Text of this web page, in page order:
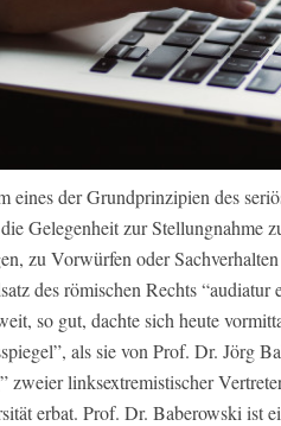
eines der Grundprinzipien des
Gelegenheit zur Stellungnahme
zu Vorwürfen oder
des römischen Rechts “audiatur
so gut, dachte sich heute
als sie von Prof. Dr. Jörg
zweier linksextremistischer
erbat. Prof. Dr. Baberowski ist